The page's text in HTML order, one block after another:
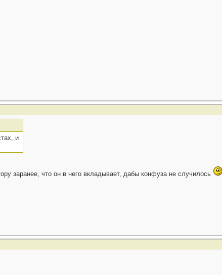
и
заранее, что он в него вкладывает, дабы конфуза не случилось